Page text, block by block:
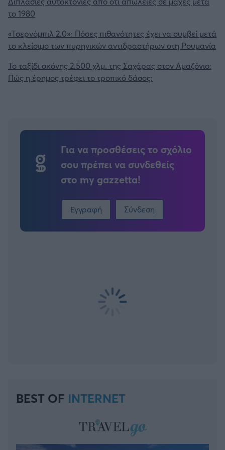
το 1980
«Τσερνόμπιλ 2.0»: Πόσες πιθανότητες έχει να συμβεί μετά
το κλείσιμο των πυρηνικών αντιδραστήρων στη Ρουμανία
Το ταξίδι σκόνης 2.500 χλμ. της Σαχάρας στον Αμαζόνιο:
Πώς η έρημος τρέφει το τροπικό δάσος;
Για να προσθέσεις το σχόλιο
σου πρέπει να συνδεθείς
στο my gazzetta!
Εγγραφή Σύνδεση
BEST OF INTERNET